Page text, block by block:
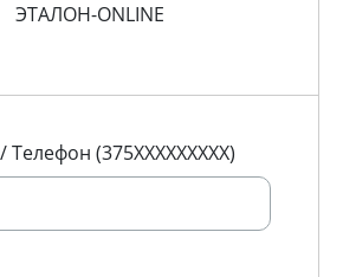
ЭТАЛОН-ONLINE
(375XXXXXXXXX)